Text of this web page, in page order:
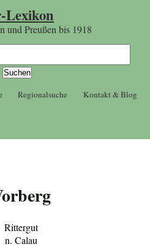
und Preußen bis 1918
Regionalsuche Kontakt & Blog
Rittergut
n. Calau